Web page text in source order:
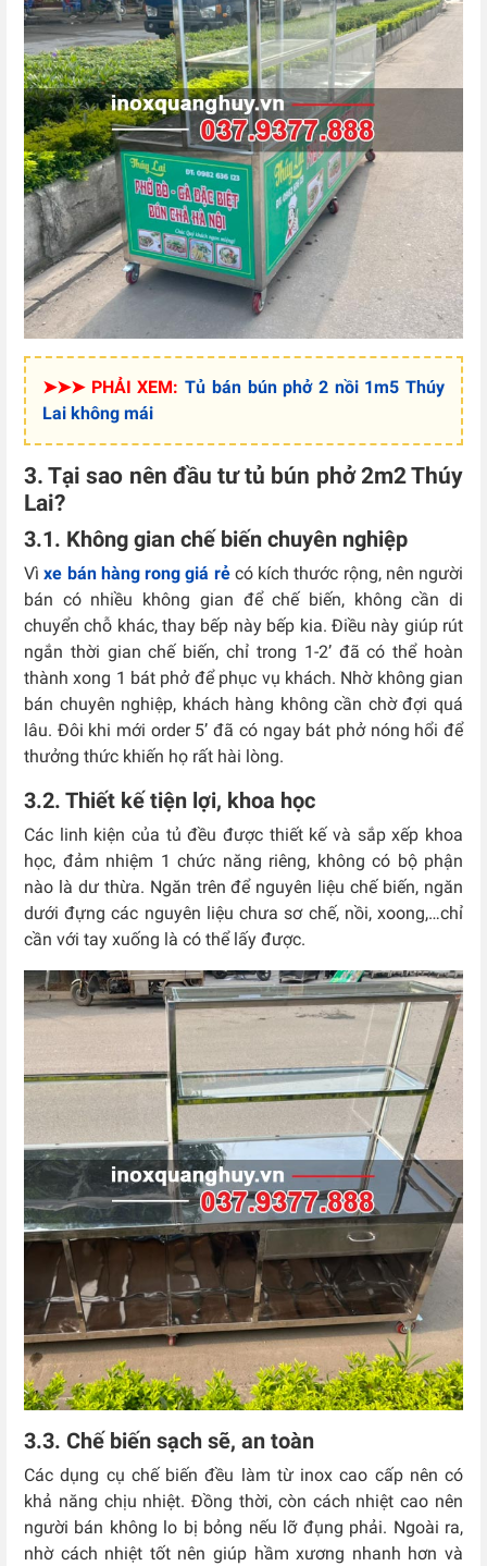
➤➤➤ PHẢI XEM: Tủ bán bún phở 2 nồi 1m5 Thúy
Lai không mái
3. Tại sao nên đầu tư tủ bún phở 2m2 Thúy
Lai?
3.1. Không gian chế biến chuyên nghiệp
Vìxe bán hàng rong giá rẻcó kích thước rộng, nên người
bán có nhiều không gian để chế biến, không cần di
chuyển chỗ khác, thay bếp này bếp kia. Điều này giúp rút
ngắn thời gian chế biến, chỉ trong 1-2’ đã có thể hoàn
thành xong 1 bát phở để phục vụ khách. Nhờ không gian
bán chuyên nghiệp, khách hàng không cần chờ đợi quá
lâu. Đôi khi mới order 5’ đã có ngay bát phở nóng hổi để
thưởng thức khiến họ rất hài lòng.
3.2. Thiết kế tiện lợi, khoa học
Các linh kiện của tủ đều được thiết kế và sắp xếp khoa
học, đảm nhiệm 1 chức năng riêng, không có bộ phận
nào là dư thừa. Ngăn trên để nguyên liệu chế biến, ngăn
dưới đựng các nguyên liệu chưa sơ chế, nồi, xoong,…chỉ
cần với tay xuống là có thể lấy được.
3.3. Chế biến sạch sẽ, an toàn
Các dụng cụ chế biến đều làm từ inox cao cấp nên có
khả năng chịu nhiệt. Đồng thời, còn cách nhiệt cao nên
người bán không lo bị bỏng nếu lỡ đụng phải. Ngoài ra,
nhờ cách nhiệt tốt nên giúp hầm xương nhanh hơn và